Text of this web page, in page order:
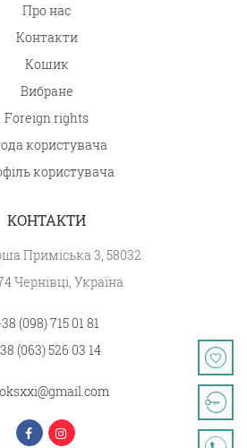
Про нас
Контакти
Кошик
Вибране
Foreign rights
користувача
користувача
КОНТАКТИ
Приміська 3, 58032.
Чернівці, Україна
(098) 715 01 81
(063) 526 03 14